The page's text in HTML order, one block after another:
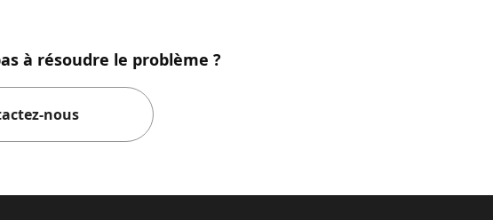
à résoudre le problème ?
nous